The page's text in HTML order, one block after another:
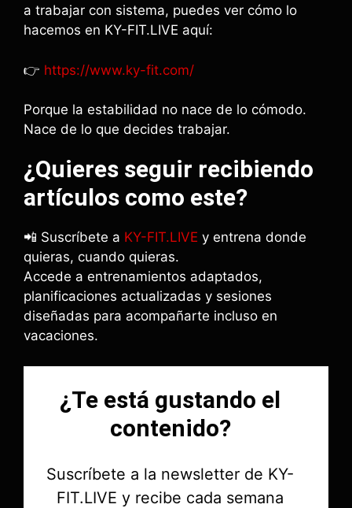
a trabajar con sistema, puedes ver cómo lo
hacemos en KY-FIT.LIVE aquí:
👉 https://www.ky-fit.com/
Porque la estabilidad no nace de lo cómodo.
Nace de lo que decides trabajar.
¿Quieres seguir recibiendo
artículos como este?
📲 Suscríbete a KY-FIT.LIVE y entrena donde
quieras, cuando quieras.
Accede a entrenamientos adaptados,
planificaciones actualizadas y sesiones
diseñadas para acompañarte incluso en
vacaciones.
¿Te está gustando el
contenido?
Suscríbete a la newsletter de KY-
FIT.LIVE y recibe cada semana